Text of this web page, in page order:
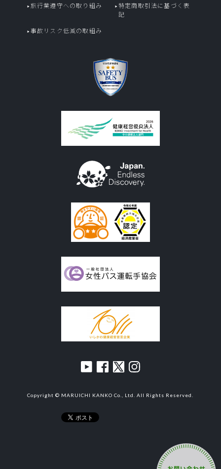
旅行業遵守への取り組み
特定商取引法に基づく表
記
事故リスク低減の取組み
Copyright © MARUICHI KANKO Co., Ltd. All Rights Reserved.